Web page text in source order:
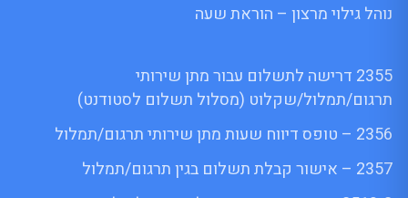
נוהל גילוי מרצון – הוראת שעה
2355 דרישה לתשלום עבור מתן שירותי
תרגום/תמלול/שקלוט (מסלול תשלום לסטודנט)
2356 – טופס דיווח שעות מתן שירותי תרגום/תמלול
2357 – אישור קבלת תשלום בגין תרגום/תמלול